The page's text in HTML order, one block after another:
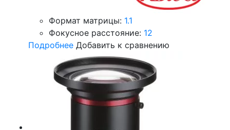
Формат матрицы: 1.1
Фокусное расстояние: 12
Подробнее Добавить к сравнению